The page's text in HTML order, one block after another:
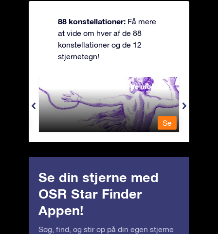
88 konstellationer: Få mere
at vide om hver af de 88
konstellationer og de 12
stjernetegn!
Andromeda - Den lænkede mø
Se
Se din stjerne med
OSR Star Finder
Appen!
Søg, find, og stir op på din egen stjerne